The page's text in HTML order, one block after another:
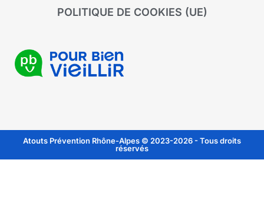
POLITIQUE DE COOKIES (UE)
Atouts Prévention Rhône-Alpes © 2023-2026 - Tous droits
réservés